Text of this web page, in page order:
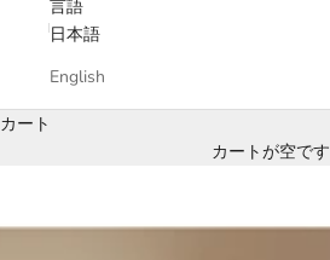
言語
日本語
English
カート
カートが空です